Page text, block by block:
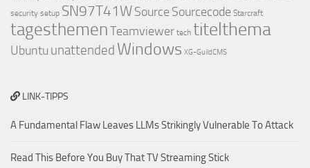
security setup SN97T41WSource Sourcecode Starcraft
tagesthemenTeamviewer tech titelthema
Ubuntu unattended Windows XG-GuildCMS
LINK-TIPPS
A Fundamental Flaw Leaves LLMs Strikingly Vulnerable To Attack
Read This Before You Buy That TV Streaming Stick